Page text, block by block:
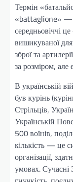
Термін
«battaglione» —
середньовіччі
вишикуваної
зброї та
за розміром,
В українській
був курінь
Стрільців,
Українській
500 воїнів,
кількість — це
організації,
умовах.